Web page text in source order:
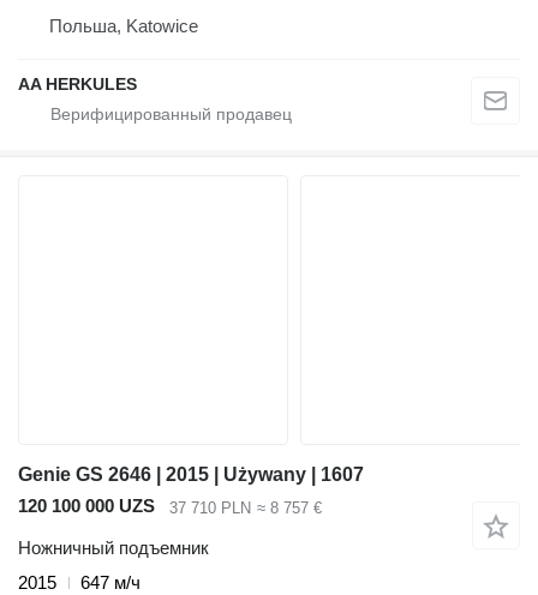
Польша, Katowice
AA HERKULES
Genie GS 2646 | 2015 | Używany | 1607
120 100 000 UZS
37 710 PLN ≈ 8 757 €
Ножничный подъемник
2015
647 м/ч